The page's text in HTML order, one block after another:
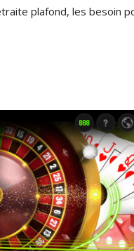
plafond, les besoin